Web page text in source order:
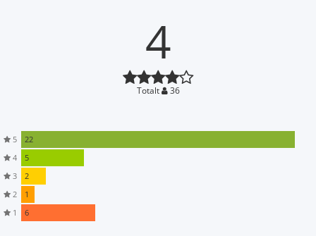
4
Totalt 36
5
22
4
5
3
2
2
1
1
6